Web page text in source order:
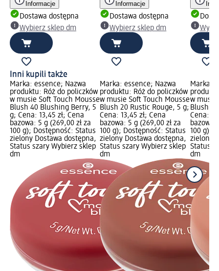
Informacje
Dostawa dostępna
Wybierz sklep dm
Informacje
Dostawa dostępna
Wybierz sklep dm
Inni kupili także
Marka: essence; Nazwa
produktu: Róż do policzków
w musie Soft Touch Mousse
Blush 40 Blushing Berry, 5
g; Cena: 13,45 zł; Cena
bazowa: 5 g (269,00 zł za
100 g); Dostępność: Status
zielony Dostawa dostępna,
Status szary Wybierz sklep
dm
Marka: essence; Nazwa
produktu: Róż do policzków
w musie Soft Touch Mousse
Blush 20 Rustic Rouge, 5 g;
Cena: 13,45 zł; Cena
bazowa: 5 g (269,00 zł za
100 g); Dostępność: Status
zielony Dostawa dostępna,
Status szary Wybierz sklep
dm
Marka:
w musie
Blush
Cena:
bazowa:
100 g);
zielony
Status
dm